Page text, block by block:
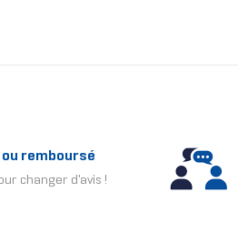
remboursé
changer d'avis !